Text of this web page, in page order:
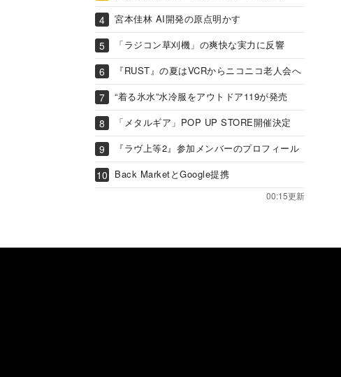
宮本佳林 AI開発の原点明かす
「ラジコン草刈機」の爽快な実力に反響
『RUST』の夏はVCRからニコニコ老人会へ
“着る氷水”水冷服をアウトドア119が発売
「メタルギア」POP UP STORE開催決定
『ラヴ上等2』参加メンバーのプロフィール
Back MarketとGoogle提携
00:15更新